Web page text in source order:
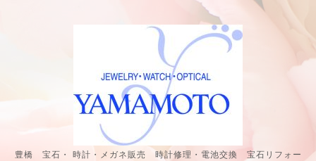
豊橋 宝石・ 時計・メガネ販売 時計修理・電池交換 宝石リフォー